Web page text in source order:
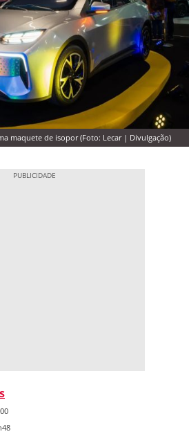
maquete de isopor (Foto: Lecar | Divulgação)